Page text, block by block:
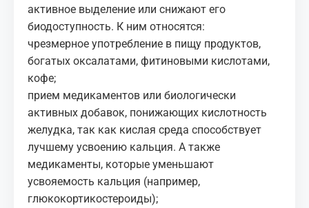
активное выделение или снижают его
биодоступность. К ним относятся:
чрезмерное употребление в пищу продуктов,
богатых оксалатами, фитиновыми кислотами,
кофе;
прием медикаментов или биологически
активных добавок, понижающих кислотность
желудка, так как кислая среда способствует
лучшему усвоению кальция. А также
медикаменты, ко­торые уменьшают
усвояемость каль­ция (например,
глюкокортикостерои­ды);